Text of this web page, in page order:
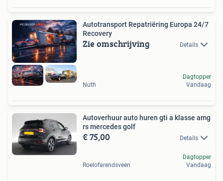
Autotransport Repatriëring Europa 24/7
Recovery
Zie omschrijving Details
Nuth
Dagtopper
Vandaag
Autoverhuur auto huren gti a klasse amg
rs mercedes golf
€ 75,00 Details
Roelofarendsveen
Dagtopper
Vandaag